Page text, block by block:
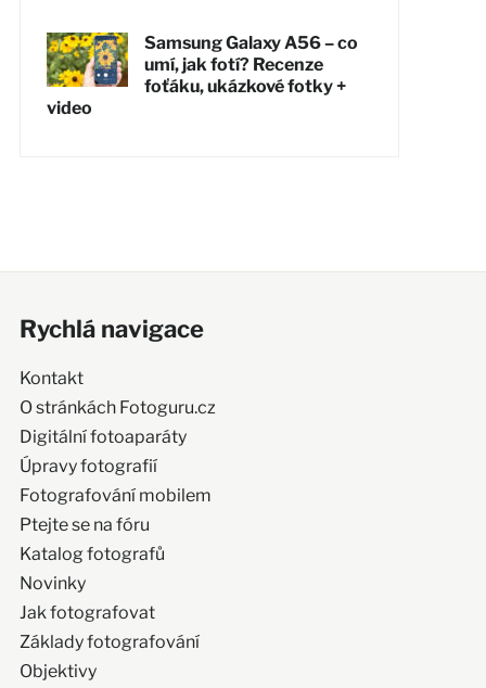
Samsung Galaxy A56 – co
umí, jak fotí? Recenze
foťáku, ukázkové fotky +
video
Rychlá navigace
Kontakt
O stránkách Fotoguru.cz
Digitální fotoaparáty
Úpravy fotografií
Fotografování mobilem
Ptejte se na fóru
Katalog fotografů
Novinky
Jak fotografovat
Základy fotografování
Objektivy